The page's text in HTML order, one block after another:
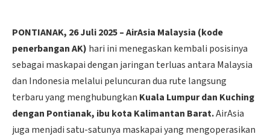
PONTIANAK, 26 Juli 2025 – AirAsia Malaysia (kode
penerbangan AK) hari ini menegaskan kembali posisinya
sebagai maskapai dengan jaringan terluas antara Malaysia
dan Indonesia melalui peluncuran dua rute langsung
terbaru yang menghubungkan Kuala Lumpur dan Kuching
dengan Pontianak, ibu kota Kalimantan Barat.AirAsia
juga menjadi satu-satunya maskapai yang mengoperasikan